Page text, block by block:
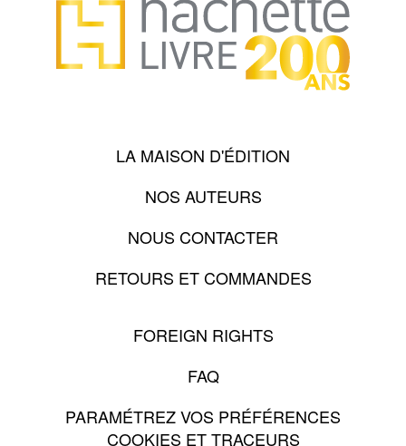
LA MAISON D'ÉDITION
NOS AUTEURS
NOUS CONTACTER
RETOURS ET COMMANDES
FOREIGN RIGHTS
FAQ
PARAMÉTREZ VOS PRÉFÉRENCES
COOKIES ET TRACEURS